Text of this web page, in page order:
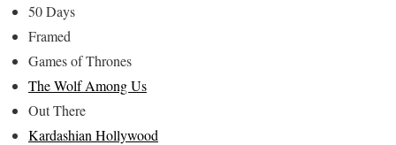
50 Days
Framed
Games of Thrones
The Wolf Among Us
Out There
Kardashian Hollywood